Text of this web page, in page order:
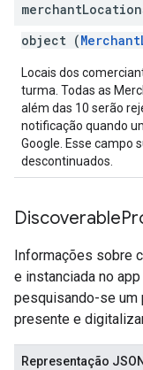
merchant
object (
Locais dos
turma. Todas as
além das 10 serão
notificação quando
Google. Esse campo
descontinuados.
Discoverable
Informações sobre
e instanciada no
pesquisando-se um
presente e
Representação JSON